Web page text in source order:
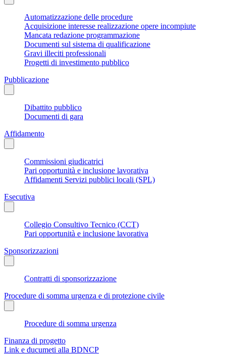
Automatizzazione delle procedure
Acquisizione interesse realizzazione opere incompiute
Mancata redazione programmazione
Documenti sul sistema di qualificazione
Gravi illeciti professionali
Progetti di investimento pubblico
Pubblicazione
Dibattito pubblico
Documenti di gara
Affidamento
Commissioni giudicatrici
Pari opportunità e inclusione lavorativa
Affidamenti Servizi pubblici locali (SPL)
Esecutiva
Collegio Consultivo Tecnico (CCT)
Pari opportunità e inclusione lavorativa
Sponsorizzazioni
Contratti di sponsorizzazione
Procedure di somma urgenza e di protezione civile
Procedure di somma urgenza
Finanza di progetto
Link e ducumeti alla BDNCP